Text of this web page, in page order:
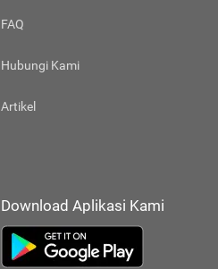
FAQ
Hubungi Kami
Artikel
Download Aplikasi Kami